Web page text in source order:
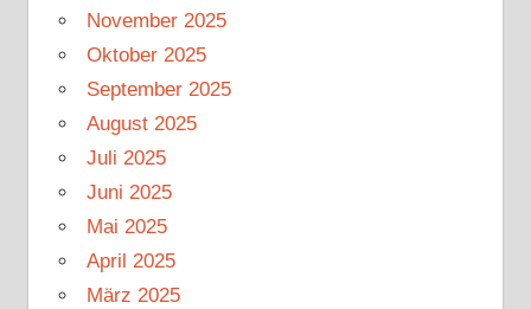
November 2025
Oktober 2025
September 2025
August 2025
Juli 2025
Juni 2025
Mai 2025
April 2025
März 2025